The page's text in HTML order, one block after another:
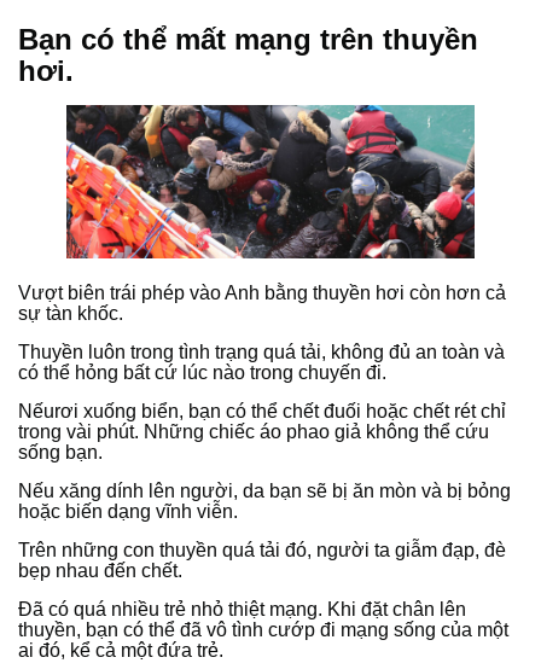
Bạn có thể mất mạng trên thuyền
hơi.
Vượt biên trái phép vào Anh bằng thuyền hơi còn hơn cả
sự tàn khốc.
Thuyền luôn trong tình trạng quá tải, không đủ an toàn và
có thể hỏng bất cứ lúc nào trong chuyến đi.
Nếurơi xuống biển, bạn có thể chết đuối hoặc chết rét chỉ
trong vài phút. Những chiếc áo phao giả không thể cứu
sống bạn.
Nếu xăng dính lên người, da bạn sẽ bị ăn mòn và bị bỏng
hoặc biến dạng vĩnh viễn.
Trên những con thuyền quá tải đó, người ta giẫm đạp, đè
bẹp nhau đến chết.
Đã có quá nhiều trẻ nhỏ thiệt mạng. Khi đặt chân lên
thuyền, bạn có thể đã vô tình cướp đi mạng sống của một
ai đó, kể cả một đứa trẻ.